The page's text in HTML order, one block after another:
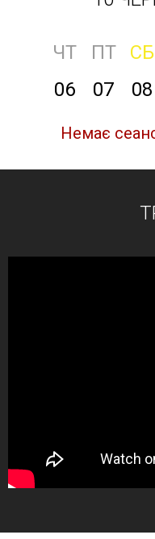
ЧТ ПТ СБ
06
07 08
Немає